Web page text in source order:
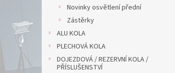
Novinky osvětlení přední
Zástěrky
ALU KOLA
PLECHOVÁ KOLA
DOJEZDOVÁ / REZERVNÍ KOLA /
PŘÍSLUŠENSTVÍ